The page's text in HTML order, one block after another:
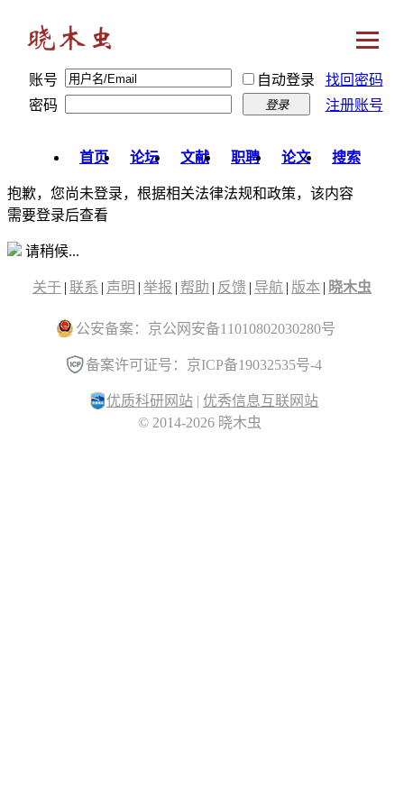
账号 自动登录
找回密码
密码
登录 注册账号
首页 论坛 文献 职聘 论文 搜索
抱歉，您尚未登录，根据相关法律法规和政策，该内容
需要登录后查看
请稍候...
关于 | 联系 | 声明 | 举报 | 帮助 | 反馈 | 导航 | 版本 | 晓木虫
公安备案：京公网安备11010802030280号
备案许可证号：京ICP备19032535号-4
优质科研网站 | 优秀信息互联网站
© 2014-2026 晓木虫